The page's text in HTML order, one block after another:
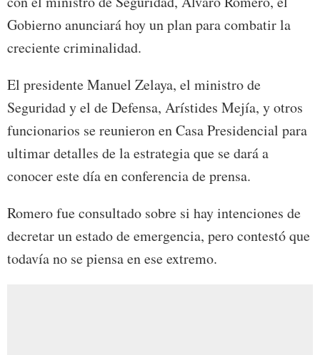
Gobierno anunciará hoy un plan para combatir la
creciente criminalidad.
El presidente Manuel Zelaya, el ministro de
Seguridad y el de Defensa, Arístides Mejía, y otros
funcionarios se reunieron en Casa Presidencial para
ultimar detalles de la estrategia que se dará a
conocer este día en conferencia de prensa.
Romero fue consultado sobre si hay intenciones de
decretar un estado de emergencia, pero contestó que
todavía no se piensa en ese extremo.